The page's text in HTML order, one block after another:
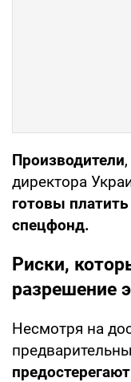
Производители
директора
готовы
спецфонд.
Риски,
разрешение
Несмотря на